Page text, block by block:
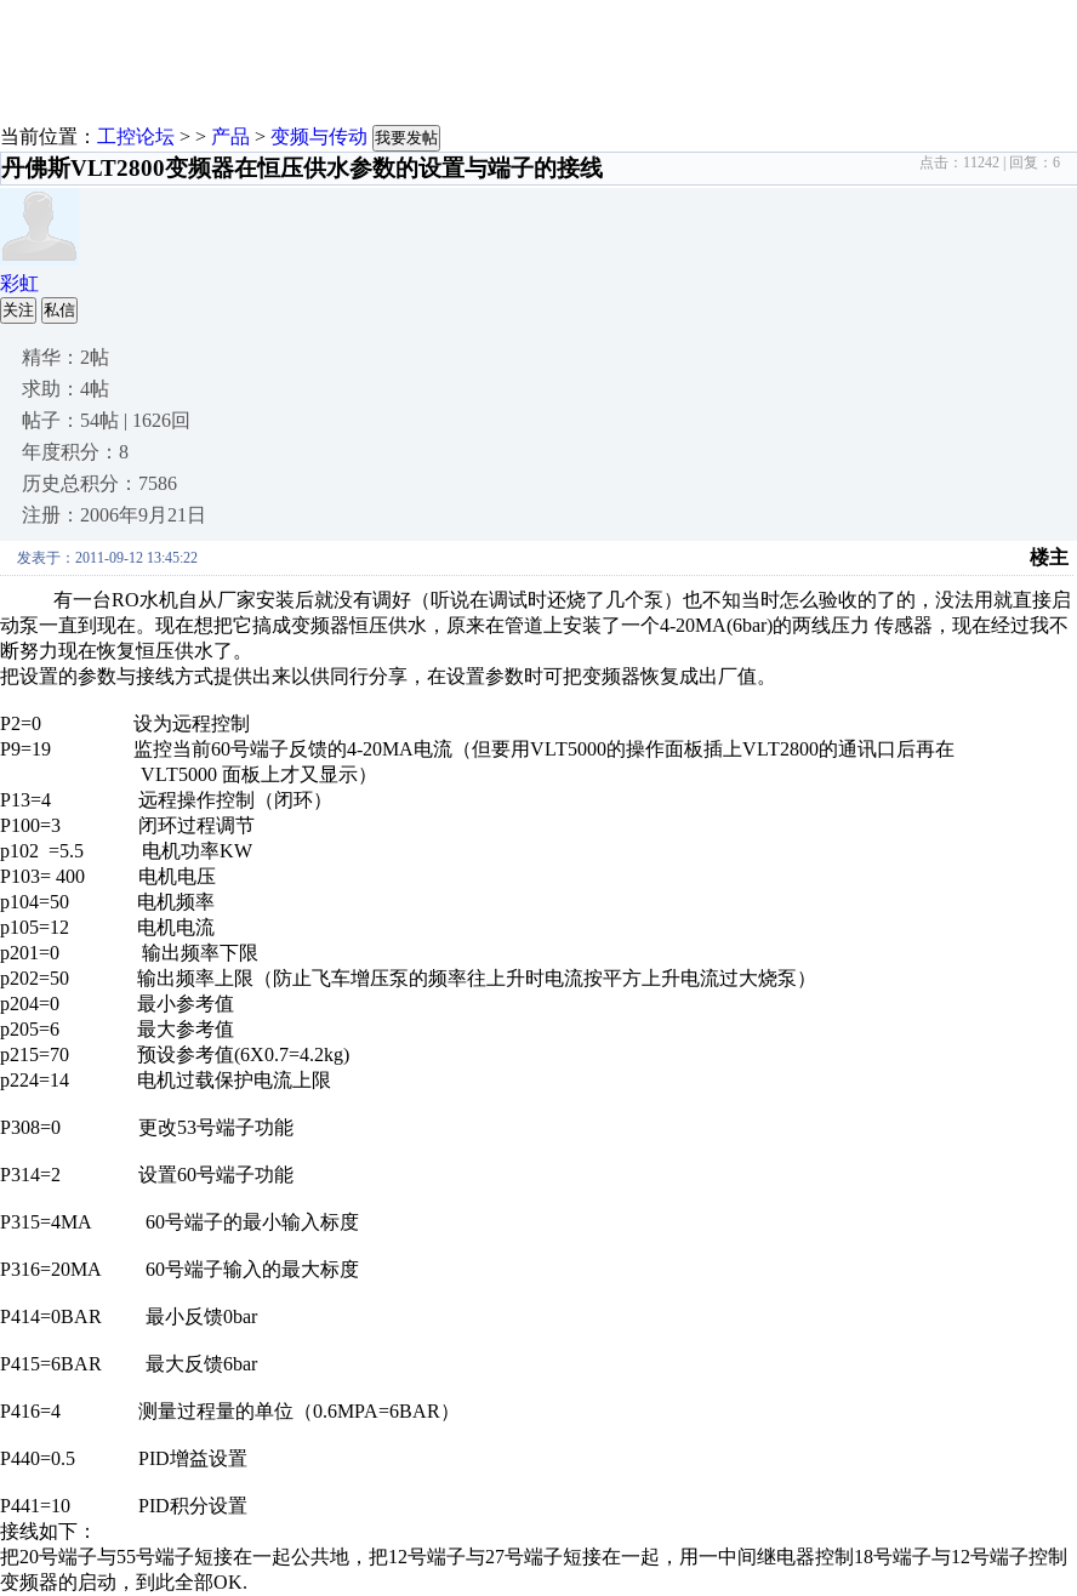
当前位置： 工控论坛 > > 产品 > 变频与传动 我要发帖
丹佛斯VLT2800变频器在恒压供水参数的设置与端子的接线 点击： 11242 | 回复： 6
彩虹
关注 私信
精华：2帖
求助：4帖
帖子：54帖 | 1626回
年度积分：8
历史总积分：7586
注册：2006年9月21日
发表于：2011-09-12 13:45:22 楼主
有一台RO水机自从厂家安装后就没有调好（听说在调试时还烧了几个泵）也不知当时怎么验收的了的，没法用就直接启
动泵一直到现在。现在想把它搞成变频器恒压供水，原来在管道上安装了一个4-20MA(6bar)的两线压力 传感器，现在经过我不
断努力现在恢复恒压供水了。
把设置的参数与接线方式提供出来以供同行分享，在设置参数时可把变频器恢复成出厂值。
P2=0 设为远程控制
P9=19 监控当前60号端子反馈的4-20MA电流（但要用VLT5000的操作面板插上VLT2800的通讯口后再在
VLT5000 面板上才又显示）
P13=4 远程操作控制（闭环）
P100=3 闭环过程调节
p102 =5.5 电机功率KW
P103= 400 电机电压
p104=50 电机频率
p105=12 电机电流
p201=0 输出频率下限
p202=50 输出频率上限（防止飞车增压泵的频率往上升时电流按平方上升电流过大烧泵）
p204=0 最小参考值
p205=6 最大参考值
p215=70 预设参考值(6X0.7=4.2kg)
p224=14 电机过载保护电流上限
P308=0 更改53号端子功能
P314=2 设置60号端子功能
P315=4MA 60号端子的最小输入标度
P316=20MA 60号端子输入的最大标度
P414=0BAR 最小反馈0bar
P415=6BAR 最大反馈6bar
P416=4 测量过程量的单位（0.6MPA=6BAR）
P440=0.5 PID增益设置
P441=10 PID积分设置
接线如下：
把20号端子与55号端子短接在一起公共地，把12号端子与27号端子短接在一起，用一中间继电器控制18号端子与12号端子控制
变频器的启动，到此全部OK.